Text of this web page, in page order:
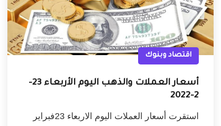
اقتصاد وبنوك
أسعار العملات والذهب اليوم الأربعاء 23-
2-2022
استقرت أسعار العملات اليوم الاربعاء 23فبراير